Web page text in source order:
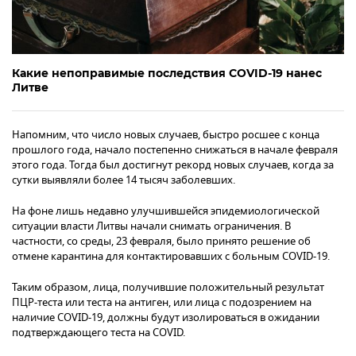
Какие непоправимые последствия COVID-19 нанес
Литве
Напомним, что число новых случаев, быстро росшее с конца
прошлого года, начало постепенно снижаться в начале февраля
этого года. Тогда был достигнут рекорд новых случаев, когда за
сутки выявляли более 14 тысяч заболевших.
На фоне лишь недавно улучшившейся эпидемиологической
ситуации власти Литвы начали снимать ограничения. В
частности, со среды, 23 февраля, было принято решение об
отмене карантина для контактировавших с больным COVID-19.
Таким образом, лица, получившие положительный результат
ПЦР-теста или теста на антиген, или лица с подозрением на
наличие COVID-19, должны будут изолироваться в ожидании
подтверждающего теста на COVID.